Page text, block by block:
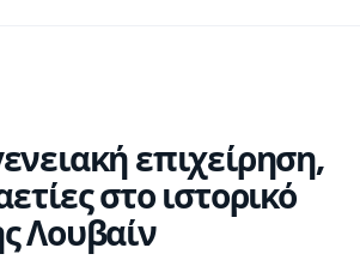
επιχείρηση,
στο ιστορικό
Λουβαίν